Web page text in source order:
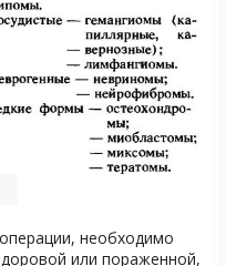
необходимо
или пораженной,